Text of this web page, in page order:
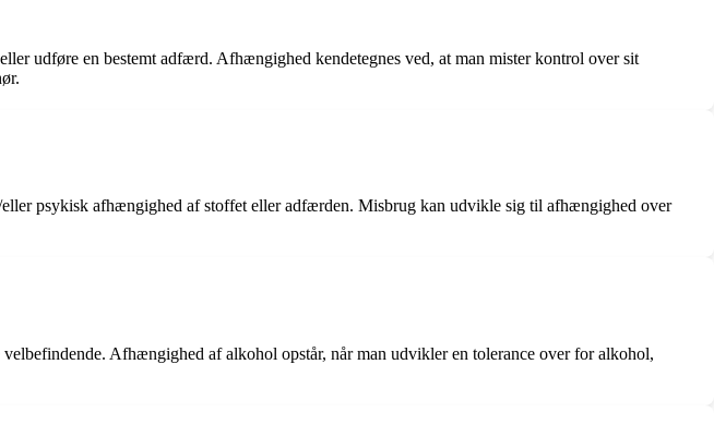
udføre en bestemt adfærd. Afhængighed kendetegnes ved, at man mister kontrol over sit
psykisk afhængighed af stoffet eller adfærden. Misbrug kan udvikle sig til afhængighed over
Afhængighed af alkohol opstår, når man udvikler en tolerance over for alkohol,